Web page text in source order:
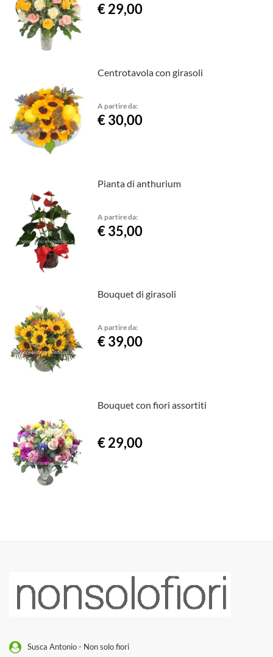
€ 29,00
Centrotavola con girasoli
A partire da:
€ 30,00
Pianta di anthurium
A partire da:
€ 35,00
Bouquet di girasoli
A partire da:
€ 39,00
Bouquet con fiori assortiti
€ 29,00
Susca Antonio - Non solo fiori